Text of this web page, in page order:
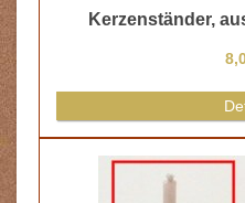
1 Stück